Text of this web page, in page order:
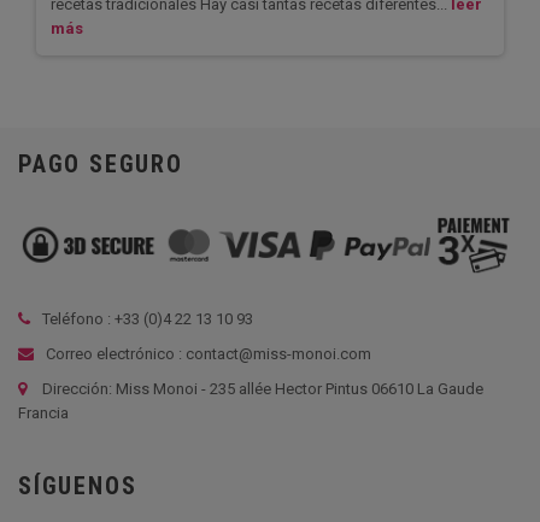
recetas tradicionales Hay casi tantas recetas diferentes...
leer
más
PAGO SEGURO
Teléfono : +33 (0)4 22 13 10 93
Correo electrónico : contact@miss-monoi.com
Dirección: Miss Monoi - 235 allée Hector Pintus 06610 La Gaude
Francia
SÍGUENOS